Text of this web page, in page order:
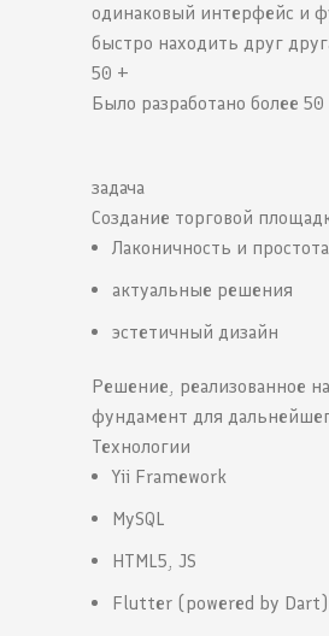
одинаковый интерфейс и
быстро находить друг
50 +
Было разработано более
задача
Создание торговой
Лаконичность и простота
актуальные решения
эстетичный дизайн
Решение, реализованное
фундамент для
Технологии
Yii Framework
MySQL
HTML5, JS
Flutter (powered by Dart)